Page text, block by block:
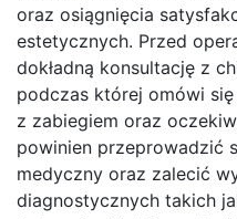
oraz osiągnięcia
estetycznych. Przed
dokładną konsultację z
podczas której omówi
z zabiegiem oraz
powinien przeprowadzić
medyczny oraz zalecić
diagnostycznych takich